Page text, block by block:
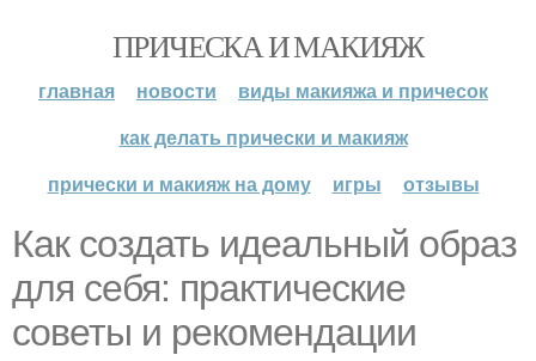
ПРИЧЕСКА И МАКИЯЖ
главная новости
виды макияжа и причесок
как делать прически и макияж
прически и макияж на дому
игры отзывы
Как создать идеальный образ
для себя: практические
советы и рекомендации